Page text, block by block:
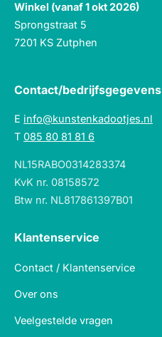
Winkel (vanaf 1 okt 2026)
Sprongstraat 5
7201 KS Zutphen
Contact/bedrijfsgegevens
E info@kunstenkadootjes.nl
T 085 80 81 81 6
NL15RABO0314283374
KvK nr. 08158572
Btw nr. NL817861397B01
Klantenservice
Contact / Klantenservice
Over ons
Veelgestelde vragen